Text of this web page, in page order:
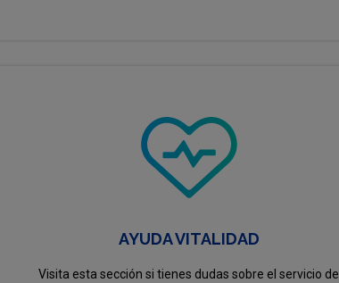
AYUDA VITALIDAD
Visita esta sección si tienes dudas sobre el servicio de